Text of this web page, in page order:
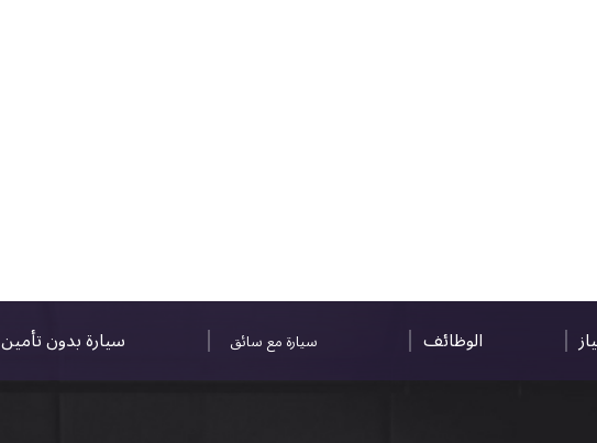
الوظائف سيارة مع سائق سيارة بدون تأمين